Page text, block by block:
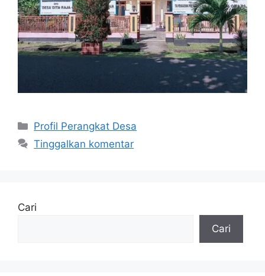
Profil Perangkat Desa
Tinggalkan komentar
Cari
Cari